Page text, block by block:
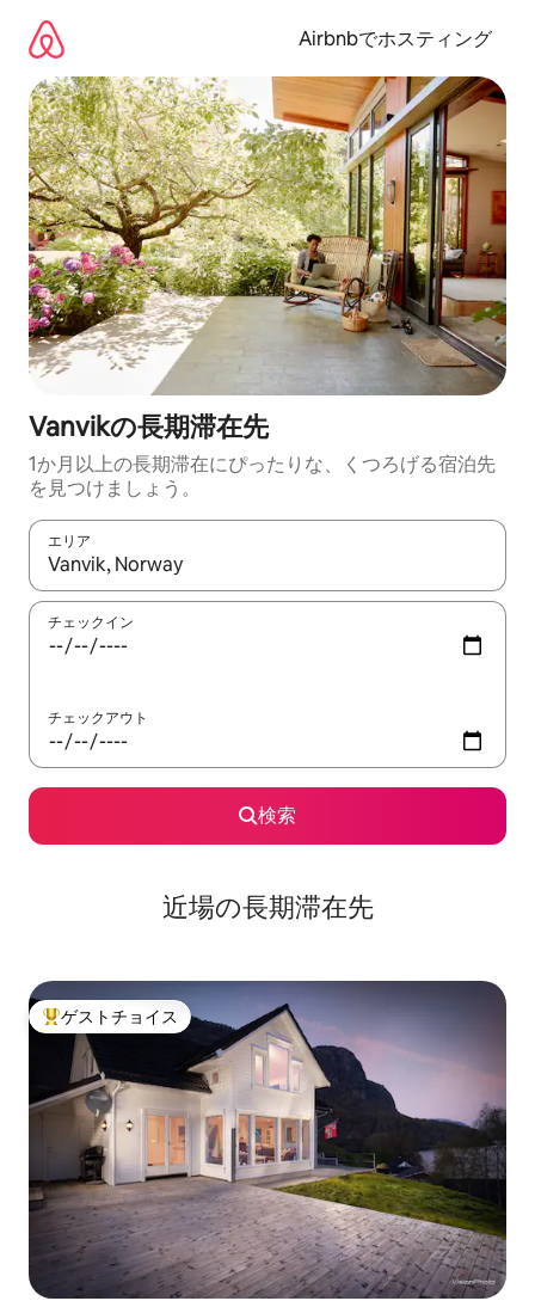
Airbnbでホスティング
Vanvikの長期滞在先
1か月以上の長期滞在にぴったりな、くつろげる宿泊先
を見つけましょう。
エリア
検索結果が表示されたら、上下の矢印キーを使って移動するか
チェックイン
チェックアウト
検索
近場の長期滞在先
大好評のゲストチョイスです。
ゲストチョイス